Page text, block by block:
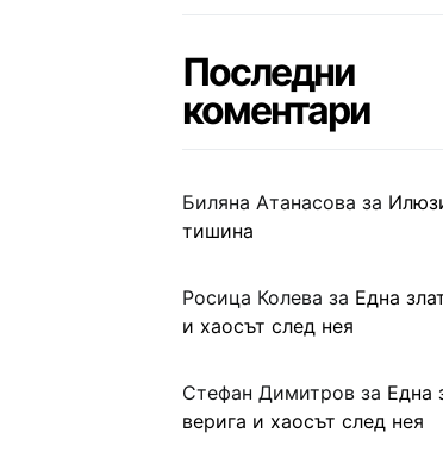
Последни
коментари
Биляна Атанасова за
тишина
Росица Колева за Една
и хаосът след нея
Стефан Димитров за Една
верига и хаосът след нея